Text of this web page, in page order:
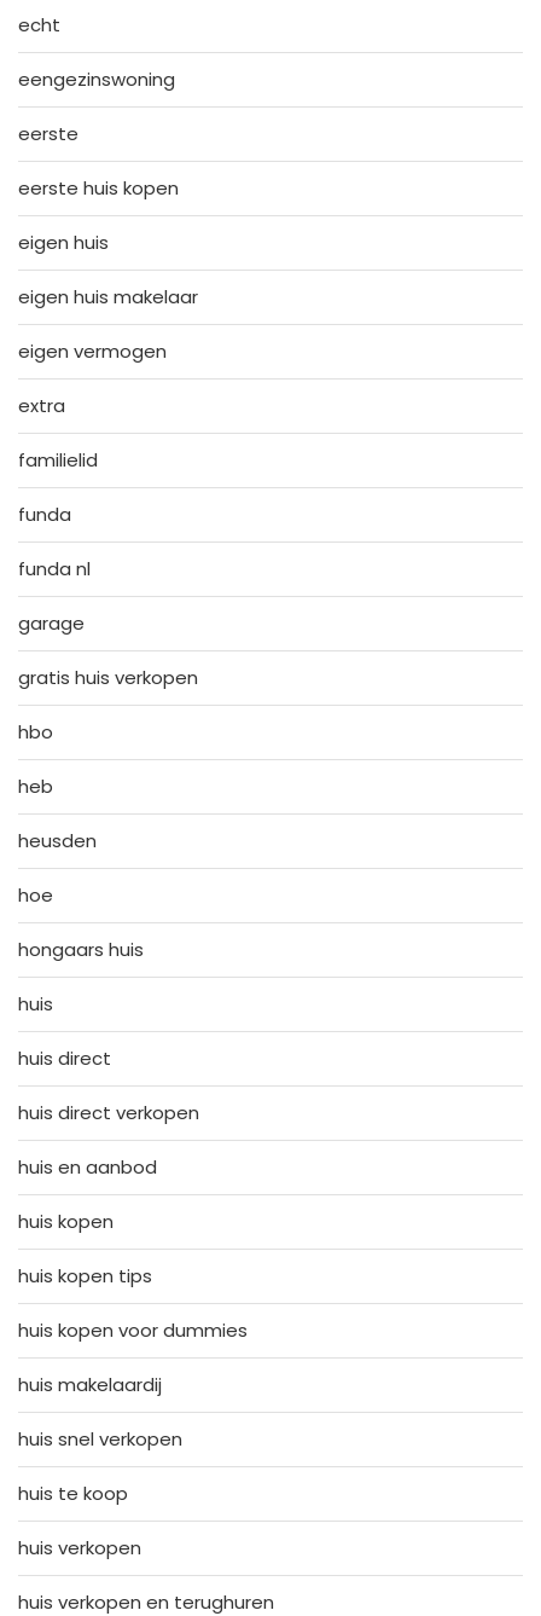
echt
eengezinswoning
eerste
eerste huis kopen
eigen huis
eigen huis makelaar
eigen vermogen
extra
familielid
funda
funda nl
garage
gratis huis verkopen
hbo
heb
heusden
hoe
hongaars huis
huis
huis direct
huis direct verkopen
huis en aanbod
huis kopen
huis kopen tips
huis kopen voor dummies
huis makelaardij
huis snel verkopen
huis te koop
huis verkopen
huis verkopen en terughuren